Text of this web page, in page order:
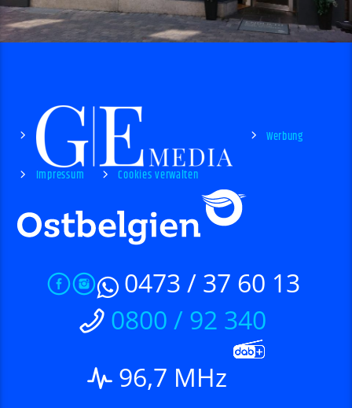
Werbung
Impressum Cookies verwalten
0473 / 37 60 13
0800 / 92 340
96,7 MHz